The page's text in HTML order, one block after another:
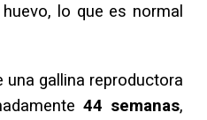
lo que es normal
una gallina reproductora
44 semanas,